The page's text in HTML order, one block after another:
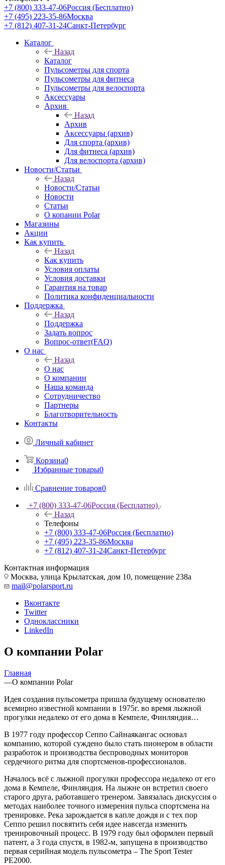
+7 (800) 333-47-06Россия (Бесплатно)
+7 (495) 223-35-86Москва
+7 (812) 407-31-24Санкт-Петербург
Каталог
Назад
Каталог
Пульсометры для спорта
Пульсометры для фитнеса
Пульсометры для велоспорта
Аксессуары
Архив
Назад
Архив
Аксессуары (архив)
Для спорта (архив)
Для фитнеса (архив)
Для велоспорта (архив)
Новости/Статьи
Назад
Новости/Статьи
Новости
Статьи
О копании Polar
Магазины
Акции
Как купить
Назад
Как купить
Условия оплаты
Условия доставки
Гарантия на товар
Политика конфиденциальности
Поддержка
Назад
Поддержка
Задать вопрос
Вопрос-ответ(FAQ)
О нас
Назад
О нас
О компании
Наша команда
Сотрудничество
Партнеры
Благотворительность
Контакты
Личный кабинет
Корзина0
Избранные товары0
Сравнение товаров0
+7 (800) 333-47-06Россия (Бесплатно)
Назад
Телефоны
+7 (800) 333-47-06Россия (Бесплатно)
+7 (495) 223-35-86Москва
+7 (812) 407-31-24Санкт-Петербург
Контактная информация
Москва, улица Крылатская, дом 10, помещение 238а
mail@polarsport.ru
Вконтакте
Twitter
Одноклассники
LinkedIn
О компании Polar
Главная
—О компании Polar
Идея создания пульсометра пришла будущему основателю
всемирно известной компании в 1975г. во время лыжной
прогулки недалеко от его дома в Кемпеле, Финляндия…
В 1977 году профессор Сеппо Сайнаякангас основал
компанию, которой суждено было стать пионером в области
разработок и производства беспроводных мониторов
сердечного ритма для спортсменов-профессионалов.
Началось всё с лыжной прогулки профессора недалеко от его
дома в Кемпеле, Финляндия. На лыжне он встретил своего
старого друга, работавшего тренером. Завязалась дискуссия о
методах наиболее точного измерения пульса спортсмена на
тренировке. Река зарождается в капле дождя и с тех пор
Сеппо решил посвятить себя идее навсегда изменить
тренировочный процесс. В 1979 году был оформлен первый
патент, а 3 года спустя, в 1982-м, запущена в производство
первая серийная модель пульсометра – The Sport Tester
PE2000.